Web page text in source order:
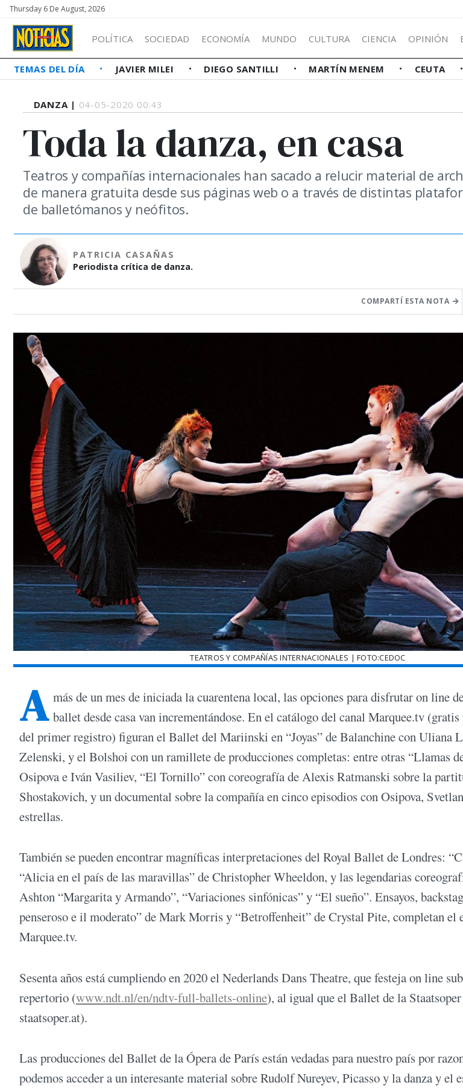
Thursday 6 De August, 2026
POLÍTICA SOCIEDAD ECONOMÍA MUNDO CULTURA CIENCIA OPINIÓN
TEMAS DEL DÍA JAVIER MILEI DIEGO SANTILLI MARTÍN MENEM CEUTA
DANZA | 04-05-2020 00:43
Toda la danza, en casa
Teatros y compañías internacionales han sacado a relucir material de
de manera gratuita desde sus páginas web o a través de distintas
de balletómanos y neófitos.
PATRICIA CASAÑAS
Periodista crítica de danza.
COMPARTÍ ESTA NOTA
TEATROS Y COMPAÑÍAS INTERNACIONALES | FOTO:CEDOC
A más de un mes de iniciada la cuarentena local, las opciones para disfrutar on line
ballet desde casa van incrementándose. En el catálogo del canal Marquee.tv
del primer registro) figuran el Ballet del Mariinski en “Joyas” de Balanchine con Uliana
Zelenski, y el Bolshoi con un ramillete de producciones completas: entre otras “Llamas
Osipova e Iván Vasiliev, “El Tornillo” con coreografía de Alexis Ratmanski sobre la
Shostakovich, y un documental sobre la compañía en cinco episodios con Osipova,
estrellas.
También se pueden encontrar magníficas interpretaciones del Royal Ballet de Londres:
“Alicia en el país de las maravillas” de Christopher Wheeldon, y las legendarias
Ashton “Margarita y Armando”, “Variaciones sinfónicas” y “El sueño”. Ensayos,
penseroso e il moderato” de Mark Morris y “Betroffenheit” de Crystal Pite, completan el
Marquee.tv.
Sesenta años está cumpliendo en 2020 el Nederlands Dans Theatre, que festeja on line
repertorio (www.ndt.nl/en/ndtv-full-ballets-online), al igual que el Ballet de la
staatsoper.at).
Las producciones del Ballet de la Ópera de París están vedadas para nuestro país por
podemos acceder a un interesante material sobre Rudolf Nureyev, Picasso y la danza y el